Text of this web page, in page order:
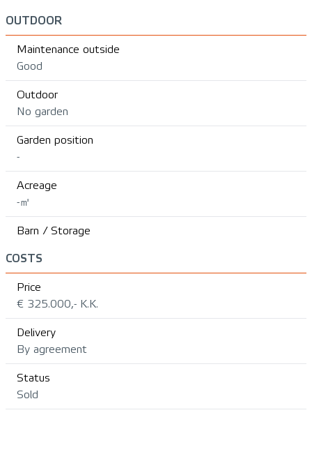
OUTDOOR
Maintenance outside
Good
Outdoor
No garden
Garden position
-
Acreage
-㎡
Barn / Storage
COSTS
Price
€ 325.000,- K.K.
Delivery
By agreement
Status
Sold